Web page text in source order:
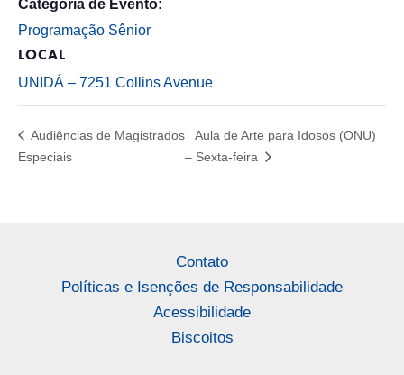
Categoria de Evento:
Programação Sênior
LOCAL
UNIDÁ – 7251 Collins Avenue
Audiências de Magistrados
Especiais
Aula de Arte para Idosos (ONU)
– Sexta-feira
Contato
Políticas e Isenções de Responsabilidade
Acessibilidade
Biscoitos